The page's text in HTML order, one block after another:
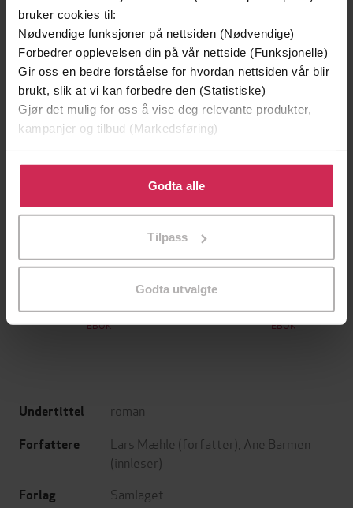
bruker cookies til:
Nødvendige funksjoner på nettsiden (Nødvendige)
Forbedrer opplevelsen din på vår nettside (Funksjonelle)
Gir oss en bedre forståelse for hvordan nettsiden vår blir
brukt, slik at vi kan forbedre den (Statistiske)
Gjør det mulig for oss å vise deg relevante produkter,
kampanjer og tilbud (Markedsføring)
Klikk på «Godta alle» for å gi oss ditt samtykke til å
bruke cookies for alle disse formålene. Du kan også
tilpasse ditt samtykke til spesifikke formål ved å klikke
Godta alle
Tilpass
Godta utvalgte
Premium
Vinner av Rivertonprisen
199,-
EBOK
Premium
Første gang på tilbud
349,-
EBOK
Undertittel roman
Forfattere Lars Mæhle (forfatter), Ane Barmen
(innleser)
Forlag Samlaget